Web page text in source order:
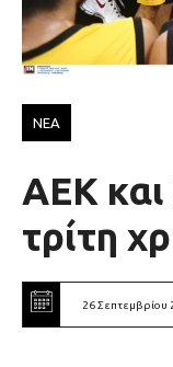
ΝΕΑ
AEK
τρίτη
26 Σεπτεμβρίου